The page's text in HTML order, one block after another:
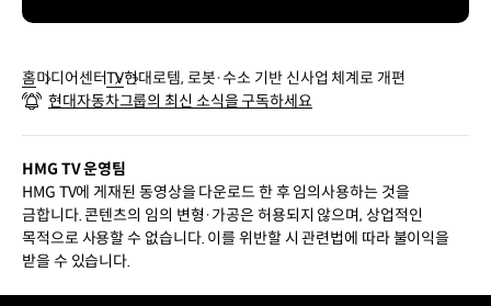
홈미디어센터TV현대로템, 로봇·수소 기반 신사업 체계로 개편
현대자동차그룹의 최신 소식을 구독하세요
HMG TV 운영팀
HMG TV에 게재된 동영상을 다운로드 한 후 임의사용하는 것을
금합니다. 콘텐츠의 임의 변형·가공은 허용되지 않으며, 상업적인
목적으로 사용할 수 없습니다. 이를 위반할 시 관련법에 따라 불이익을
받을 수 있습니다.